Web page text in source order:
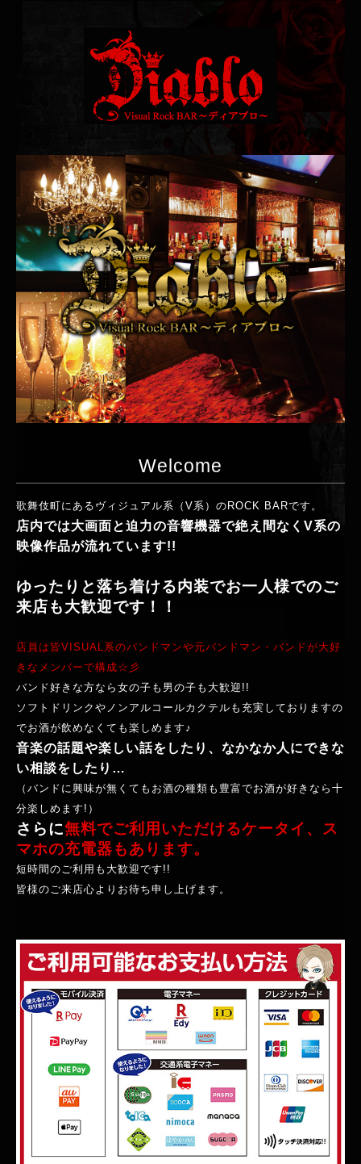
Welcome
歌舞伎町にあるヴィジュアル系（V系）のROCK BARです。
店内では大画面と迫力の音響機器で絶え間なくV系の
映像作品が流れています!!
ゆったりと落ち着ける内装でお一人様でのご
来店も大歓迎です！！
店員は皆VISUAL系のバンドマンや元バンドマン・バンドが大好
きなメンバーで構成☆彡
バンド好きな方なら女の子も男の子も大歓迎!!
ソフトドリンクやノンアルコールカクテルも充実しておりますの
でお酒が飲めなくても楽しめます♪
音楽の話題や楽しい話をしたり、なかなか人にできな
い相談をしたり…
（バンドに興味が無くてもお酒の種類も豊富でお酒が好きなら十
分楽しめます!）
さらに無料でご利用いただけるケータイ、ス
マホの充電器もあります。
短時間のご利用も大歓迎です!!
皆様のご来店心よりお待ち申し上げます。